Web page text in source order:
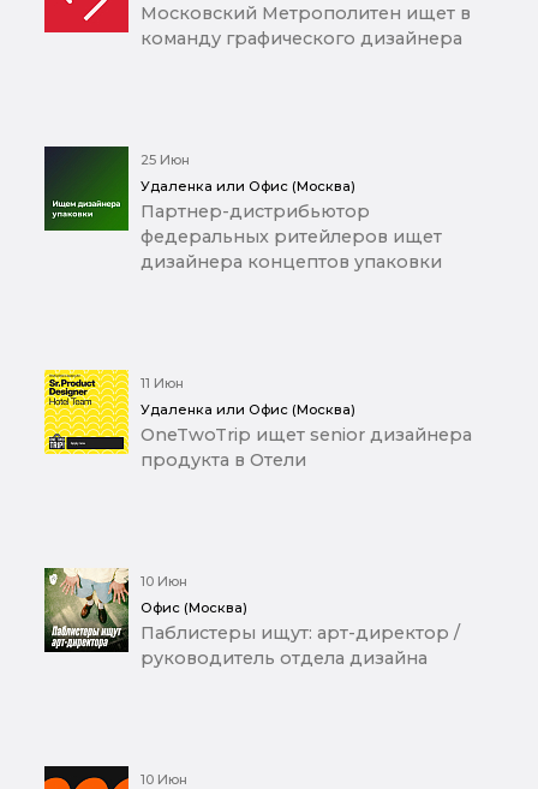
Московский Метрополитен ищет в
команду графического дизайнера
25 Июн
Удаленка или Офис (Москва)
Партнер-дистрибьютор
федеральных ритейлеров ищет
дизайнера концептов упаковки
11 Июн
Удаленка или Офис (Москва)
OneTwoTrip ищет senior дизайнера
продукта в Отели
10 Июн
Офис (Москва)
Паблистеры ищут: арт-директор /
руководитель отдела дизайна
10 Июн